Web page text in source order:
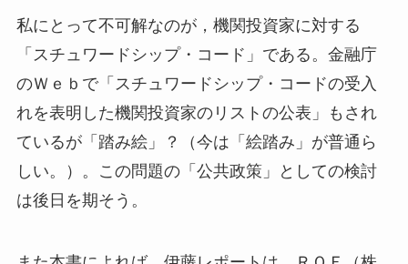
私にとって不可解なのが，機関投資家に対する
「スチュワードシップ・コード」である。金融庁
のＷｅｂで「スチュワードシップ・コードの受入
れを表明した機関投資家のリストの公表」もされ
ているが「踏み絵」？（今は「絵踏み」が普通ら
しい。）。この問題の「公共政策」としての検討
は後日を期そう。